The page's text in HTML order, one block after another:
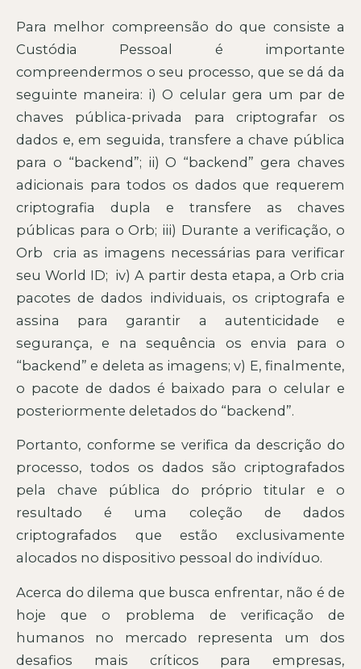
Para melhor compreensão do que consiste a
Custódia Pessoal é importante
compreendermos o seu processo, que se dá da
seguinte maneira: i) O celular gera um par de
chaves pública-privada para criptografar os
dados e, em seguida, transfere a chave pública
para o “backend”; ii) O “backend” gera chaves
adicionais para todos os dados que requerem
criptografia dupla e transfere as chaves
públicas para o Orb; iii) Durante a verificação, o
Orb cria as imagens necessárias para verificar
seu World ID; iv) A partir desta etapa, a Orb cria
pacotes de dados individuais, os criptografa e
assina para garantir a autenticidade e
segurança, e na sequência os envia para o
“backend” e deleta as imagens; v) E, finalmente,
o pacote de dados é baixado para o celular e
posteriormente deletados do “backend”.
Portanto, conforme se verifica da descrição do
processo, todos os dados são criptografados
pela chave pública do próprio titular e o
resultado é uma coleção de dados
criptografados que estão exclusivamente
alocados no dispositivo pessoal do indivíduo.
Acerca do dilema que busca enfrentar, não é de
hoje que o problema de verificação de
humanos no mercado representa um dos
desafios mais críticos para empresas,